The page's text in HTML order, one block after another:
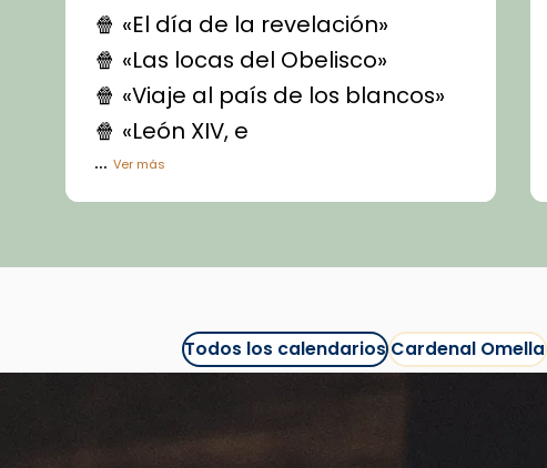
🍿 «El día de la revelación»
🍿 «Las locas del Obelisco»
🍿 «Viaje al país de los blancos»
🍿 «León XIV, e
...Ver más
Vídeo
La Carmina va patir depressió.
arribar el seu testimoni al papa
Todos los calendariosCardenal Omella